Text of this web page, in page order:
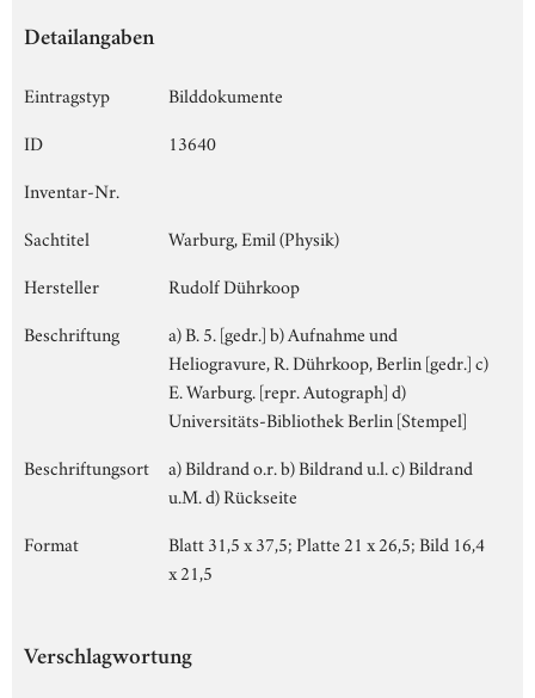
Detailangaben
Eintragstyp
Bilddokumente
ID
13640
Inventar-Nr.
Sachtitel
Warburg, Emil (Physik)
Hersteller
Rudolf Dührkoop
Beschriftung
a) B. 5. [gedr.] b) Aufnahme und
Heliogravure, R. Dührkoop, Berlin [gedr.] c)
E. Warburg. [repr. Autograph] d)
Universitäts-Bibliothek Berlin [Stempel]
Beschriftungsort
a) Bildrand o.r. b) Bildrand u.l. c) Bildrand
u.M. d) Rückseite
Format
Blatt 31,5 x 37,5; Platte 21 x 26,5; Bild 16,4
x 21,5
Verschlagwortung